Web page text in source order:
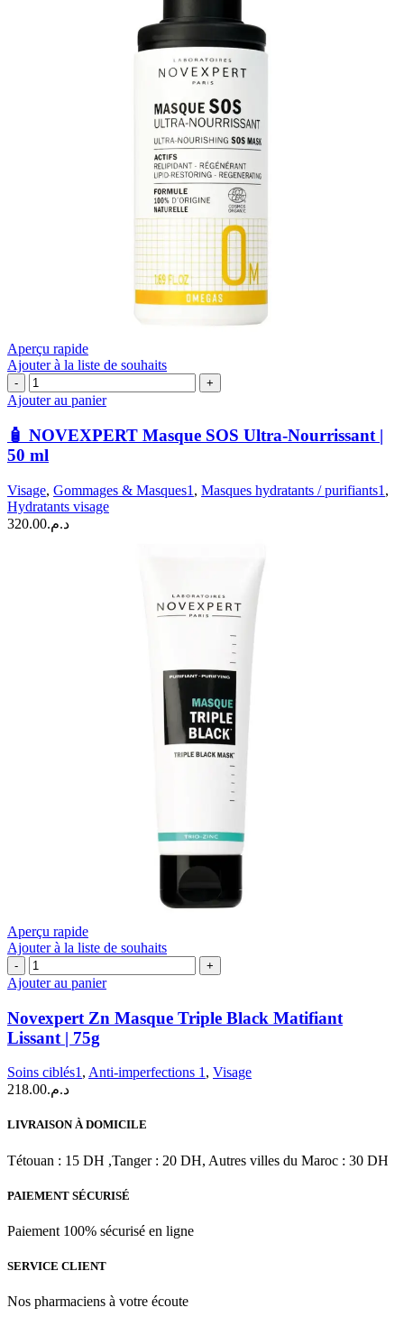
Aperçu rapide
Ajouter à la liste de souhaits
quantité
de
NOVEXPERT
Masque
SOS
Nourrissant
|
50
Ajouter au panier
🧴 NOVEXPERT Masque SOS Ultra-Nourrissant |
50 ml
Visage, Gommages & Masques1 , Masques hydratants / purifiants1 ,
Hydratants visage
د.م.320.00
Aperçu rapide
Ajouter à la liste de souhaits
quantité
de
Novexpert
Masque
Triple
Matifiant
Lissant
75g
Ajouter au panier
Novexpert Zn Masque Triple Black Matifiant
Lissant | 75g
Soins ciblés1 , Anti-imperfections 1 , Visage
د.م.218.00
LIVRAISON À DOMICILE
Tétouan : 15 DH ,Tanger : 20 DH, Autres villes du Maroc : 30 DH
PAIEMENT SÉCURISÉ
Paiement 100% sécurisé en ligne
SERVICE CLIENT
Nos pharmaciens à votre écoute